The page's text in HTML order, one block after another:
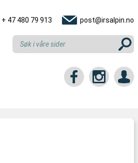
+ 47 480 79 913 post@irsalpin.no